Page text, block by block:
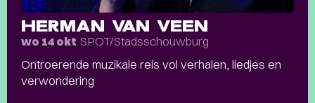
HERMAN VAN VEEN
wo 14 okt SPOT/Stadsschouwburg
Ontroerende muzikale reis vol verhalen, liedjes en
verwondering